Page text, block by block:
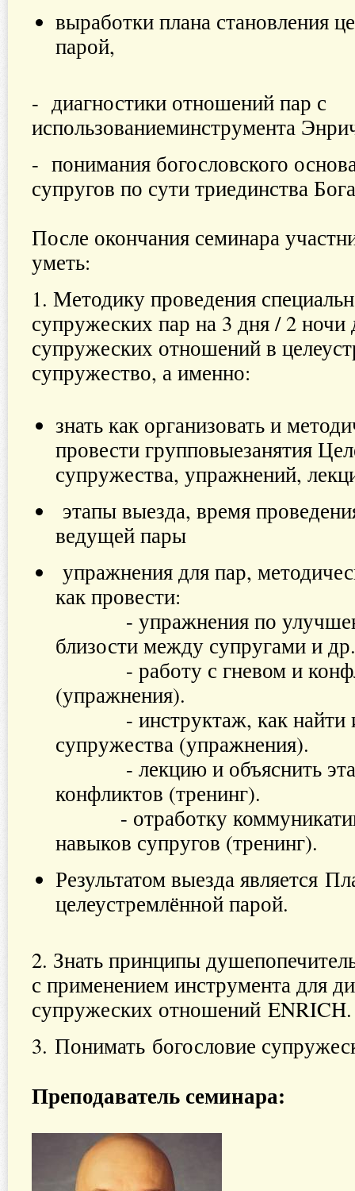
выработки плана становления
парой,
- диагностики отношений пар с
использованиеминструмента
- понимания богословского
супругов по сути триединства
После окончания семинара
уметь:
1. Методику проведения
супружеских пар на 3 дня / 2 ночи
супружеских отношений в
супружество, а именно:
​знать как организовать и
провести групповыезанятия
супружества, упражнений,
этапы выезда, время
ведущей пары
упражнения для пар,
как провести:
- упражнения по
близости между супругами и др.
- работу с гневом и
(упражнения).
- инструктаж, как найти и
супружества (упражнения).
- лекцию и объяснить
конфликтов (тренинг).
- отработку
навыков супругов (тренинг).
Результатом выезда является
целеустремлённой парой.
​2. Знать принципы
с применением инструмента для
супружеских отношений ENRICH.
3. Понимать богословие
Преподаватель семинара: